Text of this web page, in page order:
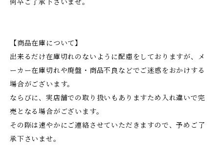
何卒ご了承下さいませ。
【商品在庫について】
出来るだけ在庫切れのないように配慮をしておりますが、メ
ーカー在庫切れや廃盤・商品不良などでご迷惑をおかけする
場合がございます。
ならびに、実店舗での取り扱いもありますため入れ違いで完
売となる場合がございます。
その際は速やかにご連絡させていただきますので、予めご了
承下さいませ。